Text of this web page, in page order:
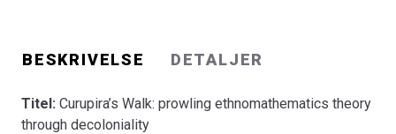
BESKRIVELSE DETALJER
Titel: Curupira’s Walk: prowling ethnomathematics theory
through decoloniality